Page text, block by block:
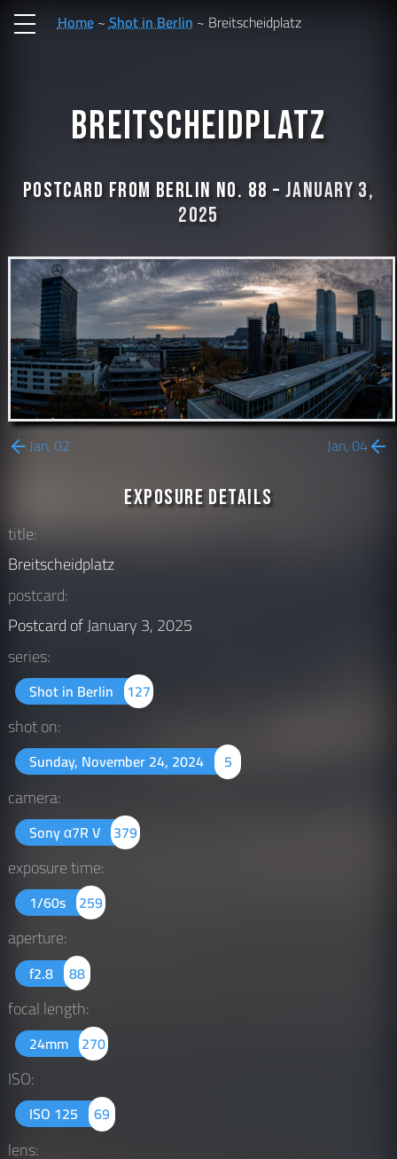
Home Shot in Berlin Breitscheidplatz
Breitscheidplatz
Postcard from Berlin No. 88 – January 3,
2025
Jan, 02 Jan, 04
Exposure Details
title:
Breitscheidplatz
postcard:
Postcard ofJanuary 3, 2025
series:
Shot in Berlin 127
shot on:
Sunday, November 24, 2024 5
camera:
Sony α7R V 379
exposure time:
1/60s 259
aperture:
f2.8 88
focal length:
24mm 270
ISO:
ISO 125 69
lens: